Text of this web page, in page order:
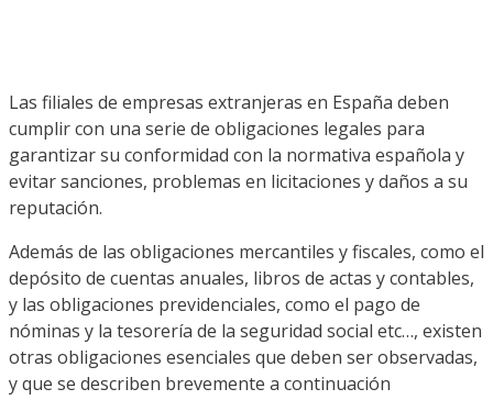
Las filiales de empresas extranjeras en España deben
cumplir con una serie de obligaciones legales para
garantizar su conformidad con la normativa española y
evitar sanciones, problemas en licitaciones y daños a su
reputación.
Además de las obligaciones mercantiles y fiscales, como el
depósito de cuentas anuales, libros de actas y contables,
y las obligaciones previdenciales, como el pago de
nóminas y la tesorería de la seguridad social etc…, existen
otras obligaciones esenciales que deben ser observadas,
y que se describen brevemente a continuación